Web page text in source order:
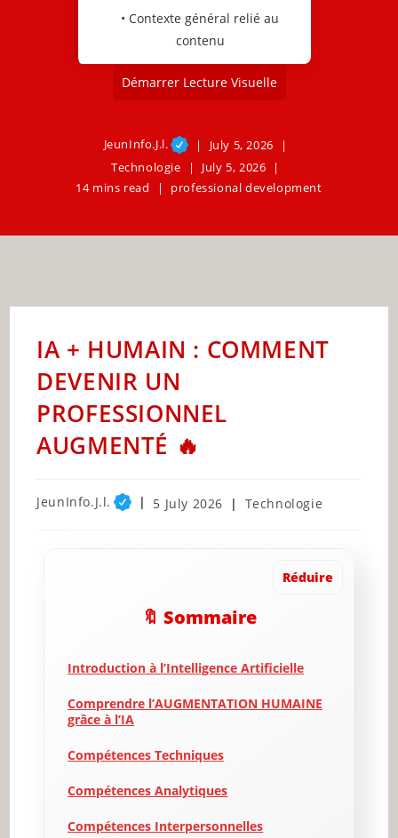
• Contexte général relié au
contenu
Démarrer Lecture Visuelle
JeunInfo.J.l.
July 5, 2026
Technologie
July 5, 2026
14 mins read
professional development
IA + HUMAIN : COMMENT
DEVENIR UN
PROFESSIONNEL
AUGMENTÉ 🔥
Post
JeunInfo.J.l.
Post
5 July 2026
Post
Technologie
Réduire
🔖 Sommaire
Introduction à l’Intelligence Artificielle
Comprendre l’AUGMENTATION HUMAINE
grâce à l’IA
Compétences Techniques
Compétences Analytiques
Compétences Interpersonnelles